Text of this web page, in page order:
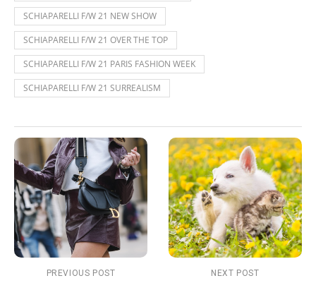
SCHIAPARELLI F/W 21 NEW SHOW
SCHIAPARELLI F/W 21 OVER THE TOP
SCHIAPARELLI F/W 21 PARIS FASHION WEEK
SCHIAPARELLI F/W 21 SURREALISM
PREVIOUS POST NEXT POST